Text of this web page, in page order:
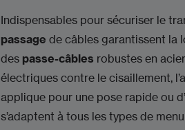
Indispensables pour sécuriser le
passage de câbles garantissent la
des passe-câbles robustes en
électriques contre le cisaillement,
applique pour une pose rapide ou
s’adaptent à tous les types de